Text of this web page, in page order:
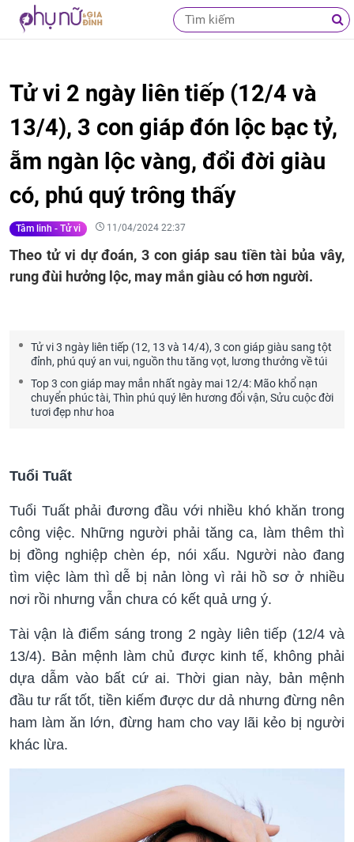
Tử vi 2 ngày liên tiếp (12/4 và
13/4), 3 con giáp đón lộc bạc tỷ,
ẵm ngàn lộc vàng, đổi đời giàu
có, phú quý trông thấy
Tâm linh - Tử vi 11/04/2024 22:37
Theo tử vi dự đoán, 3 con giáp sau tiền tài bủa vây,
rung đùi hưởng lộc, may mắn giàu có hơn người.
Tử vi 3 ngày liên tiếp (12, 13 và 14/4), 3 con giáp giàu sang tột
đỉnh, phú quý an vui, nguồn thu tăng vọt, lương thưởng về túi
Top 3 con giáp may mắn nhất ngày mai 12/4: Mão khổ nạn
chuyển phúc tài, Thìn phú quý lên hương đổi vận, Sửu cuộc đời
tươi đẹp như hoa
Tuổi Tuất
Tuổi Tuất phải đương đầu với nhiều khó khăn trong
công việc. Những người phải tăng ca, làm thêm thì
bị đồng nghiệp chèn ép, nói xấu. Người nào đang
tìm việc làm thì dễ bị nản lòng vì rải hồ sơ ở nhiều
nơi rồi nhưng vẫn chưa có kết quả ưng ý.
Tài vận là điểm sáng trong 2 ngày liên tiếp (12/4 và
13/4). Bản mệnh làm chủ được kinh tế, không phải
dựa dẫm vào bất cứ ai. Thời gian này, bản mệnh
đầu tư rất tốt, tiền kiếm được dư dả nhưng đừng nên
ham làm ăn lớn, đừng ham cho vay lãi kẻo bị người
khác lừa.